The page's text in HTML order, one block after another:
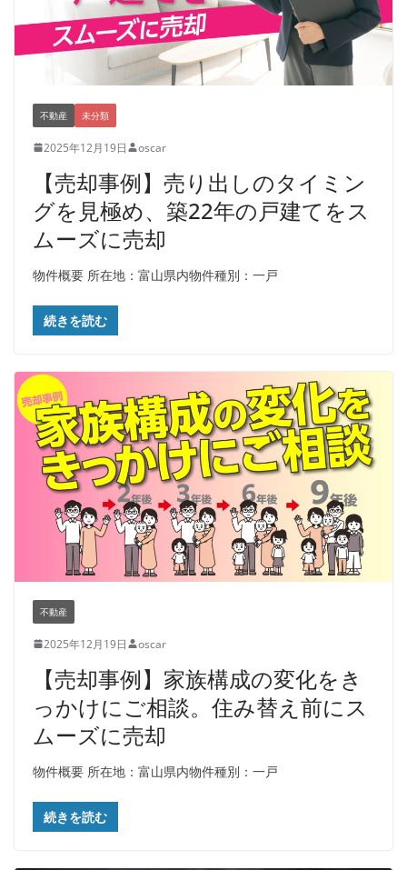
不動産 未分類
2025年12月19日 oscar
【売却事例】売り出しのタイミン
グを見極め、築22年の戸建てをス
ムーズに売却
物件概要 所在地：富山県内物件種別：一戸
続きを読む
不動産
2025年12月19日 oscar
【売却事例】家族構成の変化をき
っかけにご相談。住み替え前にス
ムーズに売却
物件概要 所在地：富山県内物件種別：一戸
続きを読む